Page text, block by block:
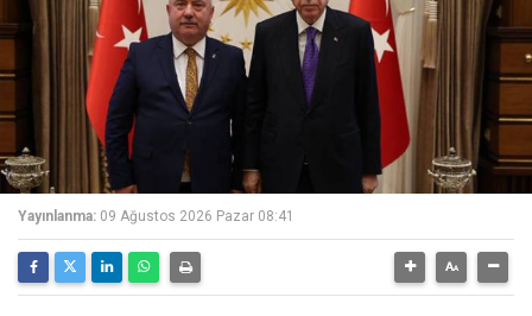
Yayınlanma: 09 Ağustos 2026 Pazar 08:41